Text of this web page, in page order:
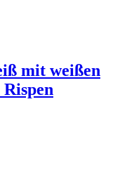
mit weißen